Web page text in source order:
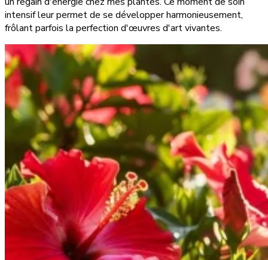
intensif leur permet de se développer harmonieusement,
frôlant parfois la perfection d'œuvres d'art vivantes.